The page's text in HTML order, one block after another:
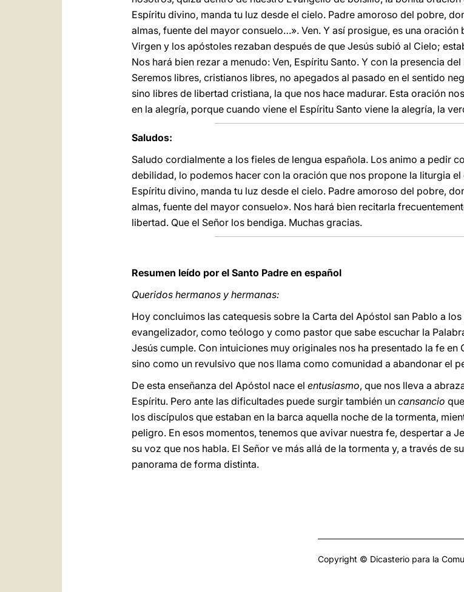
Espíritu divino, manda tu luz desde el cielo. Padre amoroso del pobre,
almas, fuente del mayor consuelo…». Ven. Y así prosigue, es una oración
Virgen y los apóstoles rezaban después de que Jesús subió al Cielo;
Nos hará bien rezar a menudo: Ven, Espíritu Santo. Y con la presencia
Seremos libres, cristianos libres, no apegados al pasado en el sentido
sino libres de libertad cristiana, la que nos hace madurar. Esta oración
en la alegría, porque cuando viene el Espíritu Santo viene la alegría, la
Saludos:
Saludo cordialmente a los fieles de lengua española. Los animo a pedir
debilidad, lo podemos hacer con la oración que nos propone la liturgia
Espíritu divino, manda tu luz desde el cielo. Padre amoroso del pobre,
almas, fuente del mayor consuelo». Nos hará bien recitarla
libertad. Que el Señor los bendiga. Muchas gracias.
Resumen leído por el Santo Padre en español
Queridos hermanos y hermanas:
Hoy concluimos las catequesis sobre la Carta del Apóstol san Pablo a
evangelizador, como teólogo y como pastor que sabe escuchar la
Jesús cumple. Con intuiciones muy originales nos ha presentado la fe
sino como un revulsivo que nos llama como comunidad a abandonar el
De esta enseñanza del Apóstol nace el entusiasmo, que nos lleva a
Espíritu. Pero ante las dificultades puede surgir también un cansancio
los discípulos que estaban en la barca aquella noche de la tormenta,
peligro. En esos momentos, tenemos que avivar nuestra fe, despertar a
su voz que nos habla. El Señor ve más allá de la tormenta y, a través de
panorama de forma distinta.
Copyright © Dicasterio para la